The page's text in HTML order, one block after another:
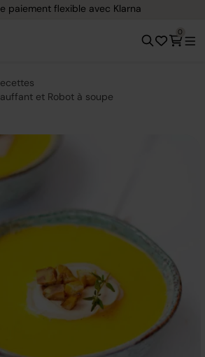
paiement flexible avec Klarna
0
et Robot à soupe